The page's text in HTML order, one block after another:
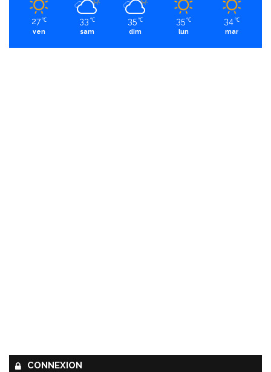
27 ℃
ven
33 ℃
sam
35 ℃
dim
35 ℃
lun
34 ℃
mar
CONNEXION